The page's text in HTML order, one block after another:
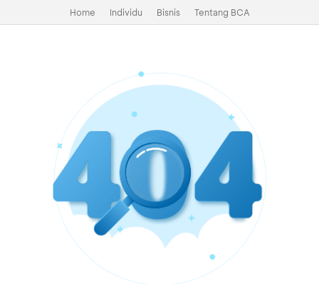
Home Individu Bisnis Tentang BCA